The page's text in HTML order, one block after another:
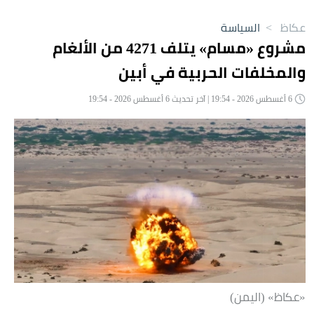
عكاظ > السياسة
مشروع «مسام» يتلف 4271 من الألغام
والمخلفات الحربية في أبين
«عكاظ» (اليمن)